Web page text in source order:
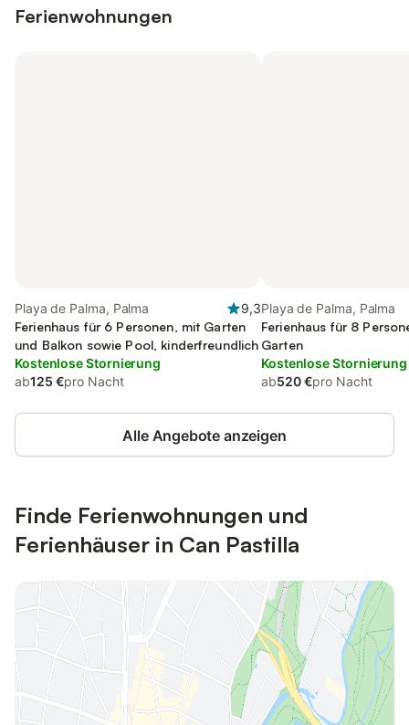
Ferienwohnungen
Playa de Palma, Palma
9,3
Ferienhaus für 6 Personen, mit Garten
und Balkon sowie Pool, kinderfreundlich
Kostenlose Stornierung
ab125 €pro Nacht
Playa de Palma, Palma
Ferienhaus für 8
Garten
Kostenlose Stornierung
ab520 €pro Nacht
Alle Angebote anzeigen
Finde Ferienwohnungen und
Ferienhäuser in Can Pastilla